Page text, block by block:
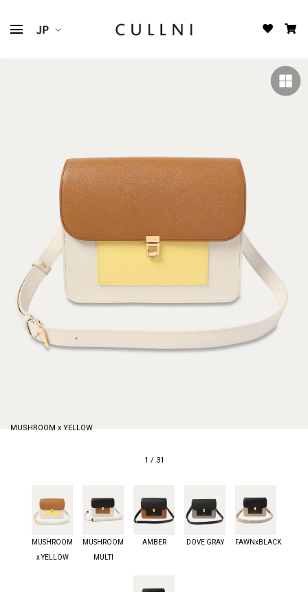
MUSHROOM x YELLOW
1 / 31
MUSHROOM
x YELLOW
MUSHROOM
MULTI
AMBER DOVE GRAY FAWNxBLACK